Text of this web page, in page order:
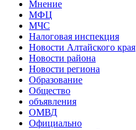
Мнение
МФЦ
МЧС
Налоговая инспекция
Новости Алтайского края
Новости района
Новости региона
Образование
Общество
объявления
ОМВД
Официально